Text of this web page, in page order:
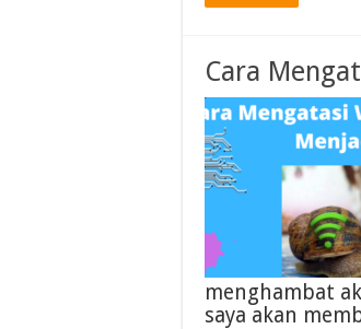
Cara
menghambat
saya akan